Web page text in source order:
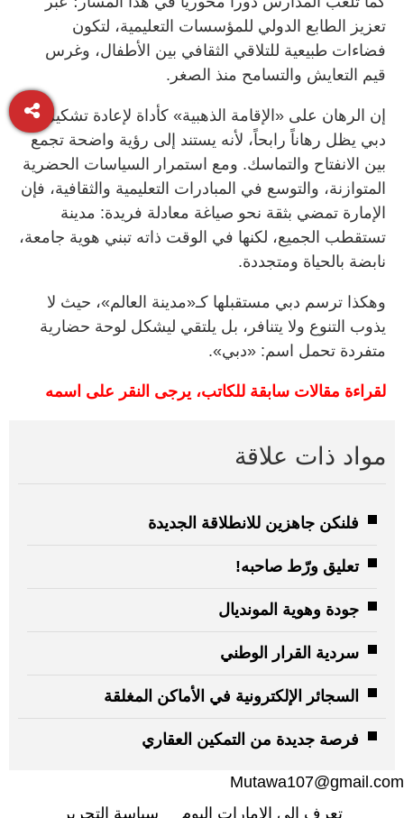
تعزيز الطابع الدولي للمؤسسات التعليمية، لتكون
فضاءات طبيعية للتلاقي الثقافي بين الأطفال، وغرس
قيم التعايش والتسامح منذ الصغر.
إن الرهان على «الإقامة الذهبية» كأداة لإعادة تشكيل
دبي يظل رهاناً رابحاً، لأنه يستند إلى رؤية واضحة تجمع
بين الانفتاح والتماسك. ومع استمرار السياسات الحضرية
المتوازنة، والتوسع في المبادرات التعليمية والثقافية، فإن
الإمارة تمضي بثقة نحو صياغة معادلة فريدة: مدينة
تستقطب الجميع، لكنها في الوقت ذاته تبني هوية جامعة،
نابضة بالحياة ومتجددة.
وهكذا ترسم دبي مستقبلها كـ«مدينة العالم»، حيث لا
يذوب التنوع ولا يتنافر، بل يلتقي ليشكل لوحة حضارية
متفردة تحمل اسم: «دبي».
لقراءة مقالات سابقة للكاتب، يرجى النقر على اسمه
مواد ذات علاقة
فلنكن جاهزين للانطلاقة الجديدة
تعليق ورّط صاحبه!
جودة وهوية المونديال
سردية القرار الوطني
السجائر الإلكترونية في الأماكن المغلقة
فرصة جديدة من التمكين العقاري
Mutawa107@gmail.com
تعرف إلى الإمارات اليوم
سياسة التحرير